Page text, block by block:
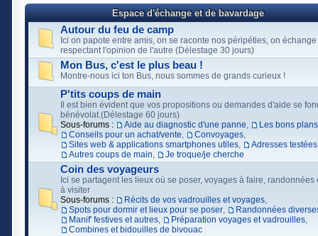
Espace d'échange et de bavardage
Autour du feu de camp
Ici on papote entre amis, on se raconte nos péripéties, on
respectant l'opinion de l'autre (Délestage 30 jours)
Mon Bus, c'est le plus beau !
Montre-nous ici ton Bus, nous sommes de grands curieux !
P'tits coups de main
Il est bien évident que vos propositions ou demandes d'aide se
bénévolat.(Délestage 60 jours)
Sous-forums :
Aide au diagnostic d'une panne,
Les bons
Conseils pour un achat/vente, Convoyages,
Sites web & applications smartphones utiles, Adresses testées
Autres coups de main, Je troque/je cherche
Coin des voyageurs
Ici se partagent les lieux où se poser, voyages à faire, randonnées
à visiter
Sous-forums :
Récits de vos vadrouilles et voyages,
Spots pour dormir et lieux pour se poser,
Randonnées
Manif' festives et autres, Préparation voyages et vadrouilles,
Combines et bidouilles de bivouac